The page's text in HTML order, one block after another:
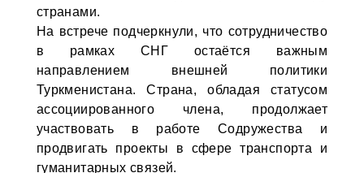
странами.
На встрече подчеркнули, что сотрудничество
в рамках СНГ остаётся важным
направлением внешней политики
Туркменистана. Страна, обладая статусом
ассоциированного члена, продолжает
участвовать в работе Содружества и
продвигать проекты в сфере транспорта и
гуманитарных связей.